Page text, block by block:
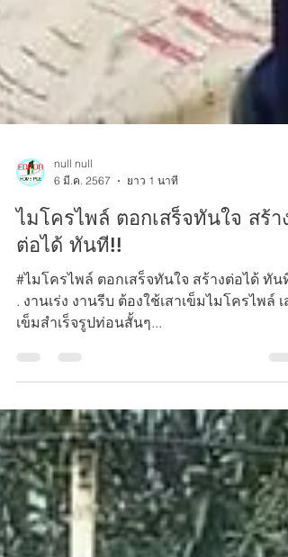
6 มี.ค. 2567
ยาว 1 นาที
ไมโครไพล์ ตอกเสร็จทันใจ สร้าง
ต่อได้ ทันที!!
#ไมโครไพล์ ตอกเสร็จทันใจ สร้างต่อได้ ทันที
. งานเร่ง งานรีบ ต้องใช้เสาเข็มไมโครไพล์ เส
เข็มสำเร็จรูปท่อนสั้นๆ...